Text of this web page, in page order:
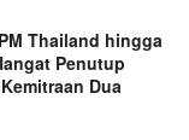
Thailand hingga
Penutup
Dua